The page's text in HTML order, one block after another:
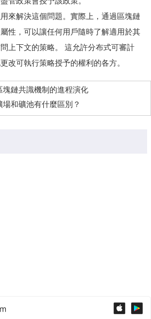
來解決這個問題。實際上，通過區塊鏈
性，可以讓任何用戶隨時了解適用於其
上下文的策略。 這允許分布式可審計
改可執行策略授予的權利的各方。
塊鏈共識機制的進程演化
場和礦池有什麼區別？